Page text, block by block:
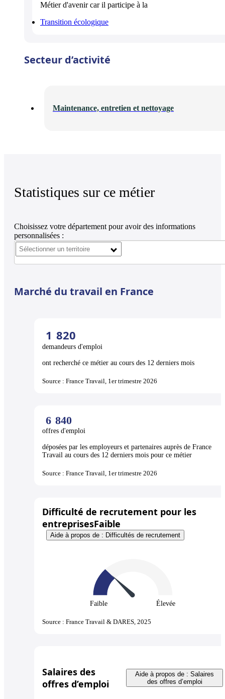
Métier d'avenircar il participe à la
Transition écologique
Secteur d’activité
Maintenance, entretien et nettoyage
Statistiques sur ce métier
Choisissez votre département pour avoir des informations
personnalisées :
Marché du travail en France
1 820
demandeurs d'emploi
ont recherché ce métier au cours des 12 derniers mois
Source : France Travail, 1er trimestre 2026
6 840
offres d'emploi
déposées par les employeurs et partenaires auprès de France
Travail au cours des 12 derniers mois pour ce métier
Source : France Travail, 1er trimestre 2026
Difficulté de recrutement pour les
entreprisesFaible
Aide à propos de : Difficultés de recrutement
Faible Élevée
Source : France Travail & DARES, 2025
Salaires des
offres d’emploi
Aide à propos de : Salaires
des offres d’emploi